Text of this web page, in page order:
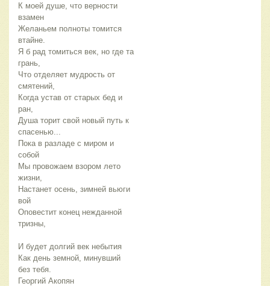
К моей душе, что верности
взамен
Желаньем полноты томится
втайне.
Я б рад томиться век, но где та
грань,
Что отделяет мудрость от
смятений,
Когда устав от старых бед и
ран,
Душа торит свой новый путь к
спасенью...
Пока в разладе с миром и
собой
Мы провожаем взором лето
жизни,
Настанет осень, зимней вьюги
вой
Оповестит конец нежданной
тризны,
И будет долгий век небытия
Как день земной, минувший
без тебя.
Георгий Акопян